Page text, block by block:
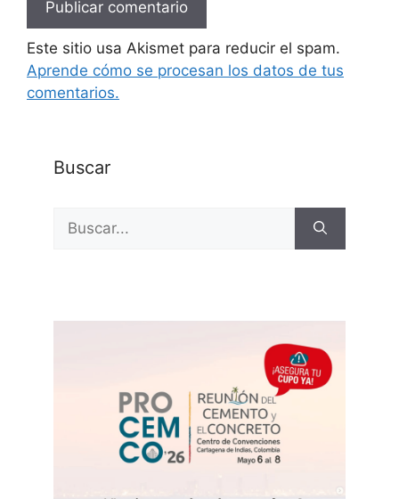
Este sitio usa Akismet para reducir el spam.
Aprende cómo se procesan los datos de tus
comentarios.
Buscar